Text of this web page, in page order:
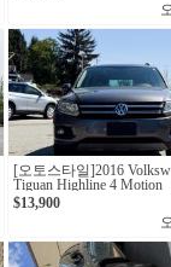
[오토스타일]2016
Tiguan Highline 4 Motion
$13,900